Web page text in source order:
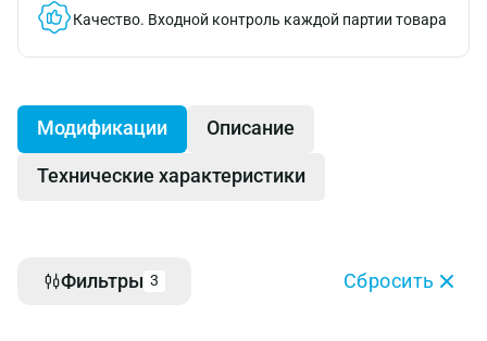
Качество. Входной контроль каждой партии товара
Модификации Описание
Технические характеристики
Фильтры 3 Сбросить